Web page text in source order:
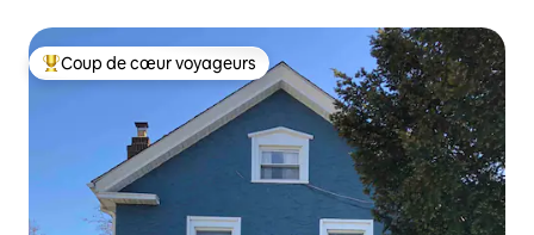
Coup de cœur voyageurs parmi les plus aimés
Coup de cœur voyageurs